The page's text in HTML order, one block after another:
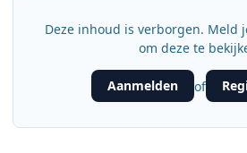
Deze inhoud is verborgen. Meld
om deze te
Aanmelden of